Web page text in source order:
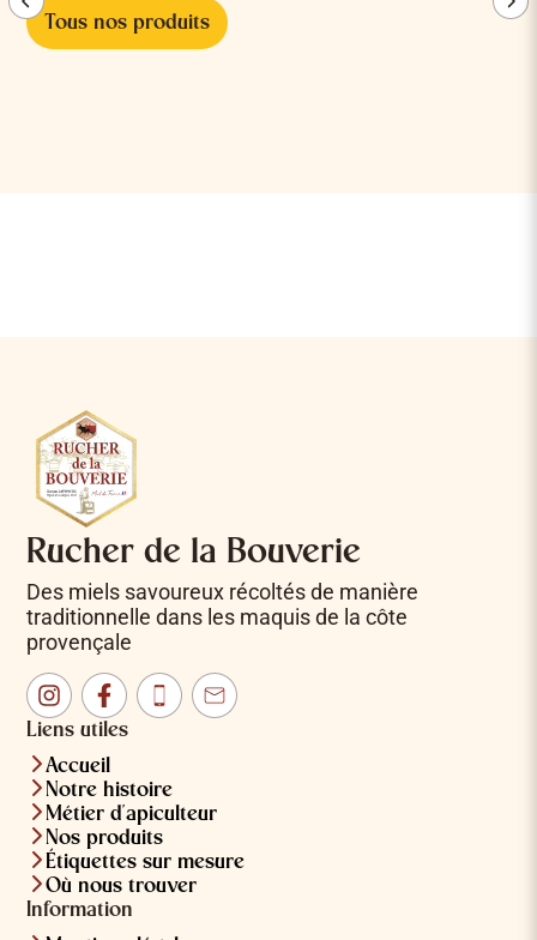
Tous nos produits
Rucher de la Bouverie
Des miels savoureux récoltés de manière
traditionnelle dans les maquis de la côte
provençale
InstagramFacebookTéléphone
Email
Liens utiles
Accueil
Notre histoire
Métier d'apiculteur
Nos produits
Étiquettes sur mesure
Où nous trouver
Information